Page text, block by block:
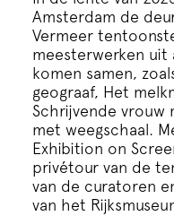
Onderwijs
ECI Cultuurcafé
Over ons
Amsterdam de
Vermeer
meesterwerken uit
komen samen,
geograaf, Het
Schrijvende vrouw
met weegschaal.
Exhibition on
privétour van de
van de curatoren
van het